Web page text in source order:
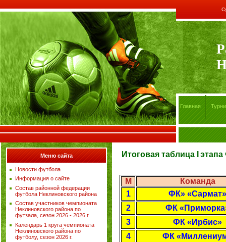
Главная
Меню сайта
Новости футбола
Информация о сайте
Состав районной федерации
футбола Неклиновского района
Состав участников чемпионата
Неклиновского района по
футзала, сезон 2026 - 2026 г.
Календарь 1 круга чемпионата
Неклиновского района по
футболу, сезон 2026 г.
Итоговая таблица
М
Команда
1
ФК» «Сармат»
2
ФК
3
ФК «Ирбис»
4
ФК